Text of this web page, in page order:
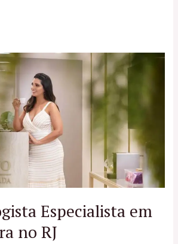
Especialista em
no RJ